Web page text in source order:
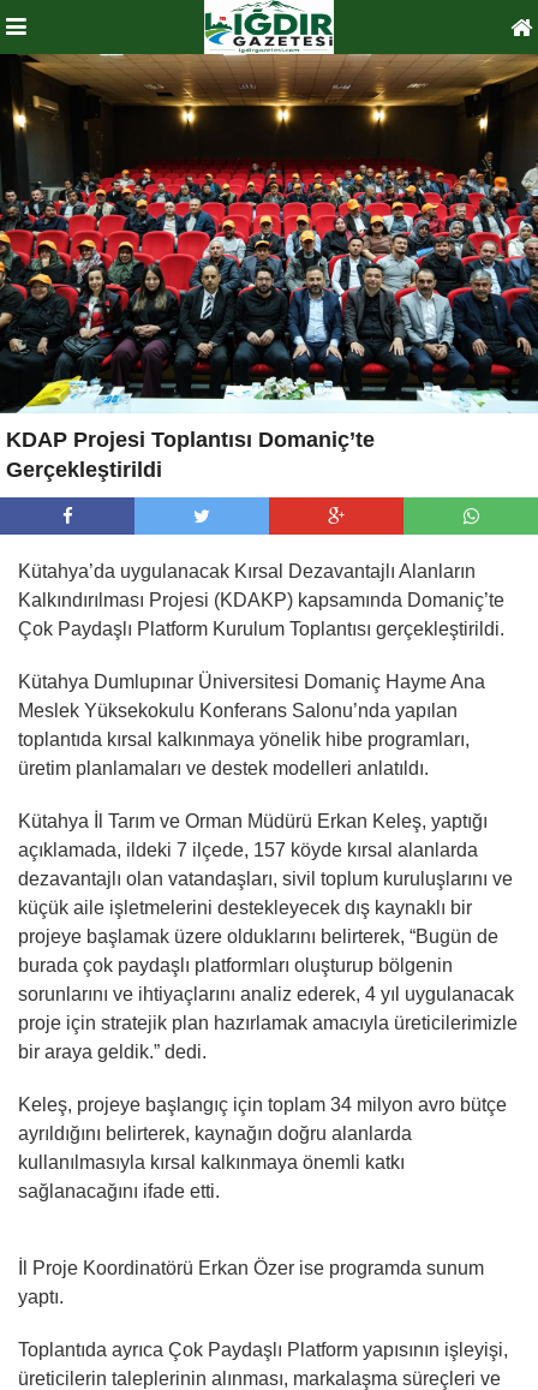
KDAP Projesi Toplantısı Domaniç’te
Gerçekleştirildi
Kütahya’da uygulanacak Kırsal Dezavantajlı Alanların
Kalkındırılması Projesi (KDAKP) kapsamında Domaniç’te
Çok Paydaşlı Platform Kurulum Toplantısı gerçekleştirildi.
Kütahya Dumlupınar Üniversitesi Domaniç Hayme Ana
Meslek Yüksekokulu Konferans Salonu’nda yapılan
toplantıda kırsal kalkınmaya yönelik hibe programları,
üretim planlamaları ve destek modelleri anlatıldı.
Kütahya İl Tarım ve Orman Müdürü Erkan Keleş, yaptığı
açıklamada, ildeki 7 ilçede, 157 köyde kırsal alanlarda
dezavantajlı olan vatandaşları, sivil toplum kuruluşlarını ve
küçük aile işletmelerini destekleyecek dış kaynaklı bir
projeye başlamak üzere olduklarını belirterek, “Bugün de
burada çok paydaşlı platformları oluşturup bölgenin
sorunlarını ve ihtiyaçlarını analiz ederek, 4 yıl uygulanacak
proje için stratejik plan hazırlamak amacıyla üreticilerimizle
bir araya geldik.” dedi.
Keleş, projeye başlangıç için toplam 34 milyon avro bütçe
ayrıldığını belirterek, kaynağın doğru alanlarda
kullanılmasıyla kırsal kalkınmaya önemli katkı
sağlanacağını ifade etti.
İl Proje Koordinatörü Erkan Özer ise programda sunum
yaptı.
Toplantıda ayrıca Çok Paydaşlı Platform yapısının işleyişi,
üreticilerin taleplerinin alınması, markalaşma süreçleri ve